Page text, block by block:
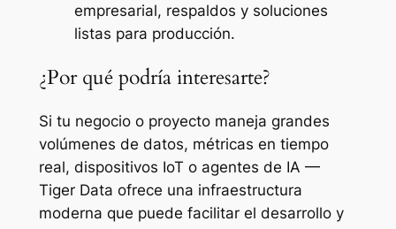
empresarial, respaldos y soluciones
listas para producción.
¿Por qué podría interesarte?
Si tu negocio o proyecto maneja grandes
volúmenes de datos, métricas en tiempo
real, dispositivos IoT o agentes de IA —
Tiger Data ofrece una infraestructura
moderna que puede facilitar el desarrollo y